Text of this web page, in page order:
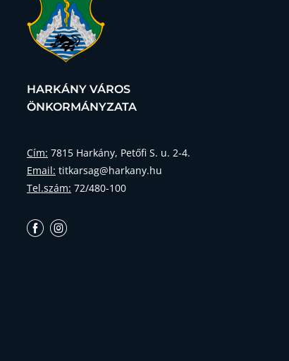
HARKÁNY VÁROS
ÖNKORMÁNYZATA
Cím: 7815 Harkány, Petőfi S. u. 2-4.
Email: titkarsag@harkany.hu
Tel.szám: 72/480-100